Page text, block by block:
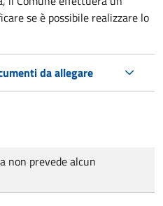
se è possibile realizzare lo
da allegare
non prevede alcun